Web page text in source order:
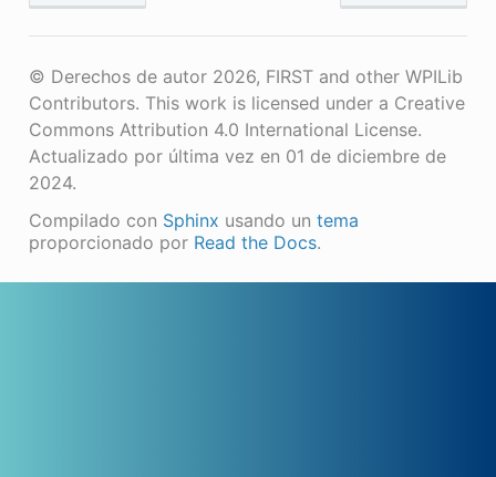
© Derechos de autor 2026, FIRST and other WPILib
Contributors. This work is licensed under a Creative
Commons Attribution 4.0 International License.
Actualizado por última vez en 01 de diciembre de
2024.
Compilado con Sphinx usando un tema
proporcionado por Read the Docs.